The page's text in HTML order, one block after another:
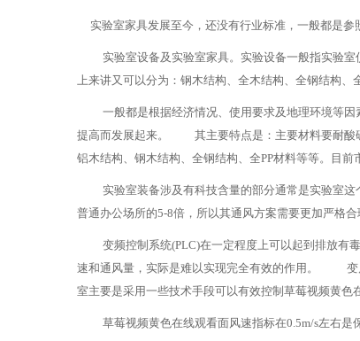
实验室家具发展至今，还没有行业标准，一般都是
实验室设备及实验室家具。实验设备一般指实验室仪器及
上来讲又可以分为：钢木结构、全木结构、全钢结构
一般都是根据经济情况、使用要求及地理环境等因
提高而发展起来。 其主要特点是：主要材料要耐酸碱
铝木结构、钢木结构、全钢结构、全PP材料等等
实验室装备涉及有科技含量的部分通常是实验室这个
普通办公场所的5-8倍，所以其通风方案需要更加严格合
变频控制系统(PLC)在一定程度上可以起到排放有毒有
速和通风量，实际是难以实现完全有效的作用。 变
室主要是采用一些技术手段可以有效控制草莓视频黄色在线
草莓视频黄色在线观看面风速指标在0.5m/s左右是保证